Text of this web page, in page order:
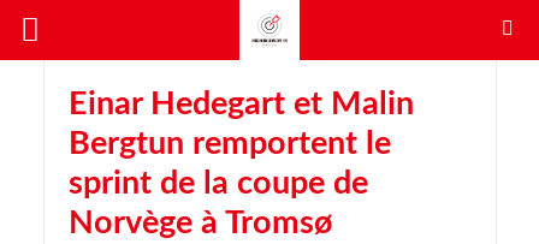
Einar Hedegart et Malin
Bergtun remportent le
sprint de la coupe de
Norvège à Tromsø